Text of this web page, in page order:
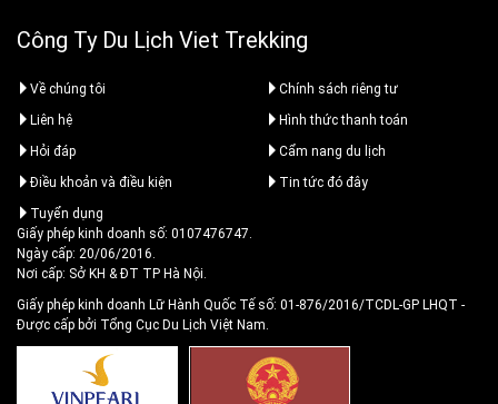
Công Ty Du Lịch Viet Trekking
Về chúng tôi
Chính sách riêng tư
Liên hệ
Hình thức thanh toán
Hỏi đáp
Cẩm nang du lịch
Điều khoản và điều kiện
Tin tức đó đây
Tuyển dụng
Giấy phép kinh doanh số: 0107476747.
Ngày cấp: 20/06/2016.
Nơi cấp: Sở KH & ĐT TP Hà Nội.
Giấy phép kinh doanh Lữ Hành Quốc Tế số: 01-876/2016/TCDL-GP LHQT -
Được cấp bởi Tổng Cục Du Lịch Việt Nam.